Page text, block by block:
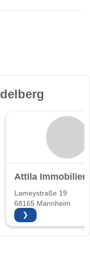
Attila Immobilien
Lameystraße 19
68165 Mannheim
❯